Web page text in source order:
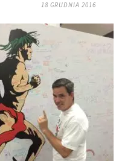
18 GRUDNIA 2016